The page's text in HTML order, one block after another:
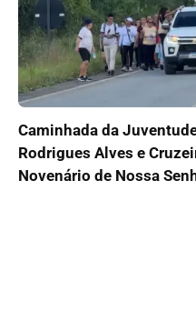
Caminhada da
Rodrigues Alves e
Novenário de Nossa